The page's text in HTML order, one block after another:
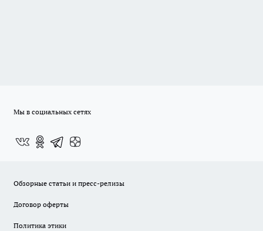
Мы в социальных сетях
Обзорные статьи и пресс-релизы
Договор оферты
Политика этики